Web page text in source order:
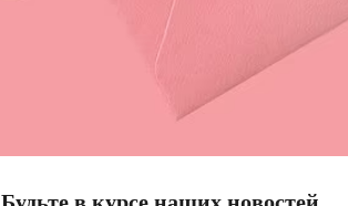
Будьте в курсе наших новостей